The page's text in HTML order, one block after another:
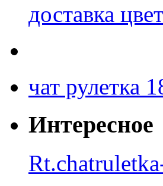
доставка
чат рулетка
Интересное